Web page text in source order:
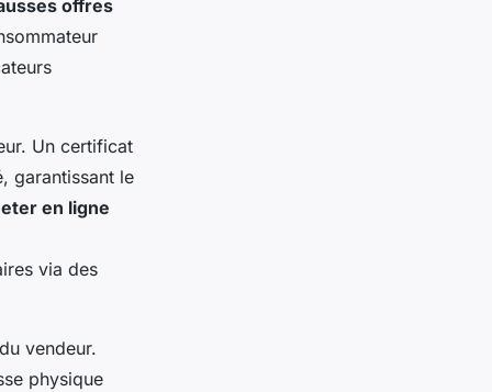
offres
Un certificat
garantissant le
en ligne
via des
vendeur.
physique